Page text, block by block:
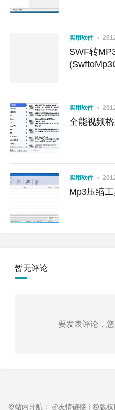
实用软件
SWF转
实用软件
全能视频
实用软件
Mp3压缩
暂无评论
要发表评论，
站内导航： 友情链接 | 版权